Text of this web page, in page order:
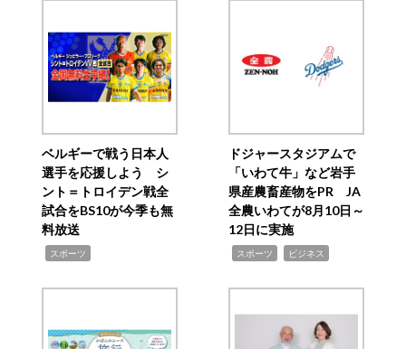
ベルギーで戦う日本人
選手を応援しよう シ
ント＝トロイデン戦全
試合をBS10が今季も無
料放送
スポーツ
ドジャースタジアムで
「いわて牛」など岩手
県産農畜産物をPR JA
全農いわてが8月10日～
12日に実施
スポーツ ビジネス